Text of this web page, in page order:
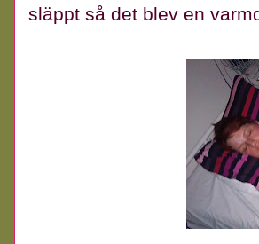
släppt så det blev en